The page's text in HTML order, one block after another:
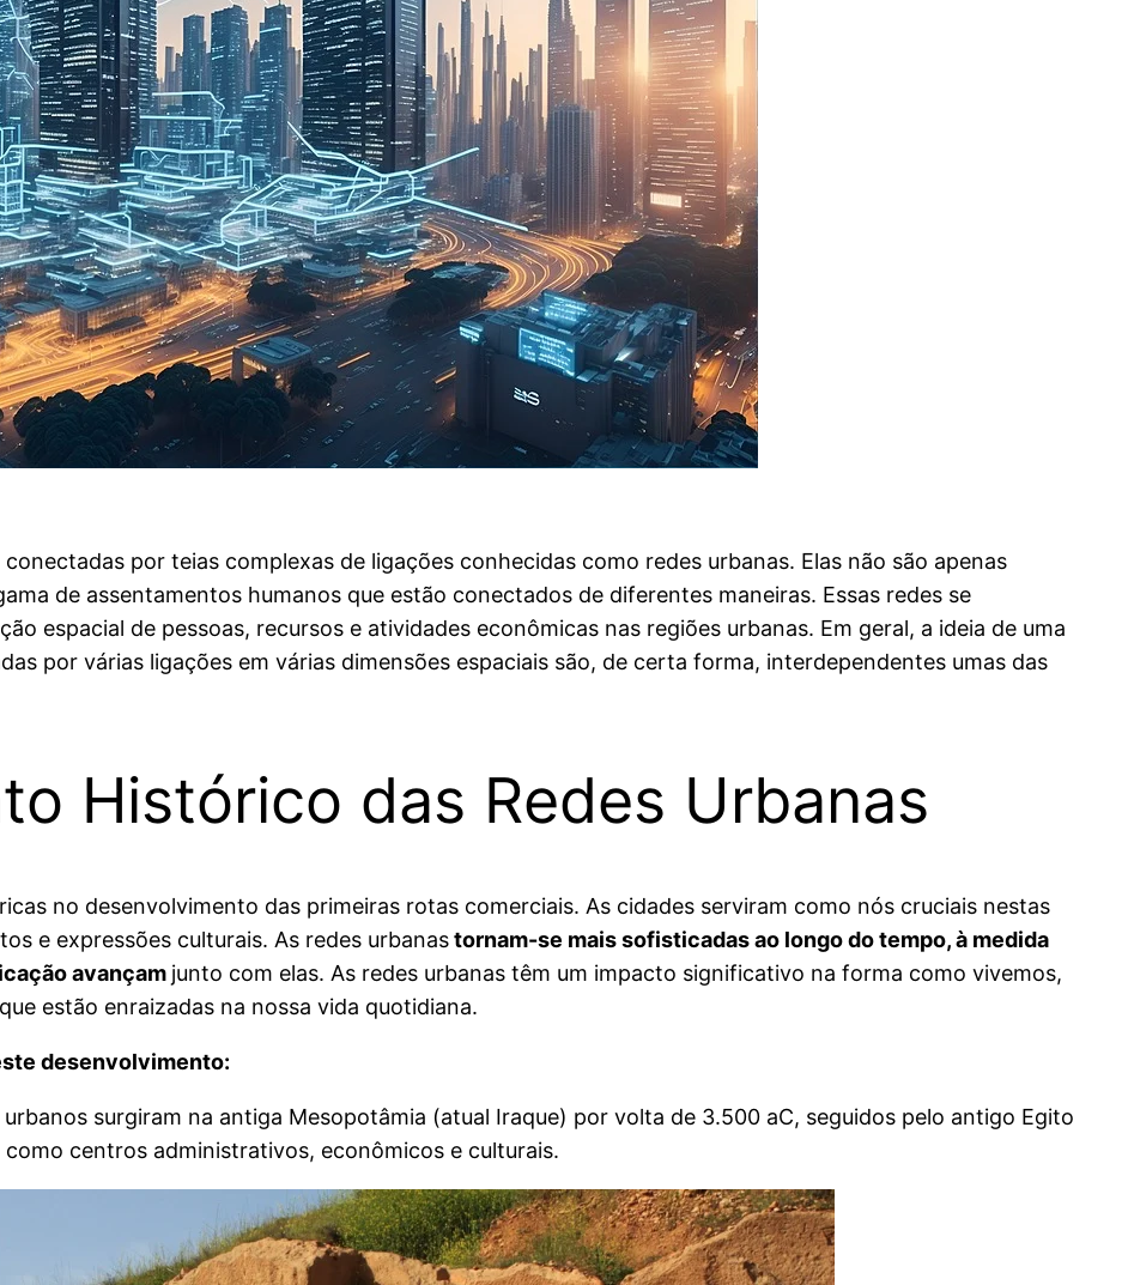
por teias complexas de ligações conhecidas como redes urbanas. Elas não são apenas
de assentamentos humanos que estão conectados de diferentes maneiras. Essas redes se
espacial de pessoas, recursos e atividades econômicas nas regiões urbanas. Em geral, a ideia de uma
por várias ligações em várias dimensões espaciais são, de certa forma, interdependentes umas das
Histórico das Redes Urbanas
no desenvolvimento das primeiras rotas comerciais. As cidades serviram como nós cruciais nestas
e expressões culturais. As redes urbanastornam-se mais sofisticadas ao longo do tempo, à medida
avançam junto com elas. As redes urbanas têm um impacto significativo na forma como vivemos,
estão enraizadas na nossa vida quotidiana.
desenvolvimento:
surgiram na antiga Mesopotâmia (atual Iraque) por volta de 3.500 aC, seguidos pelo antigo Egito
como centros administrativos, econômicos e culturais.